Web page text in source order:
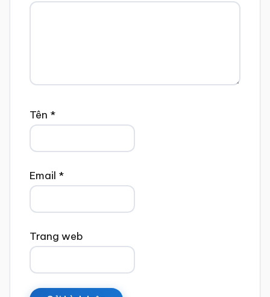
Tên *
Email *
Trang web